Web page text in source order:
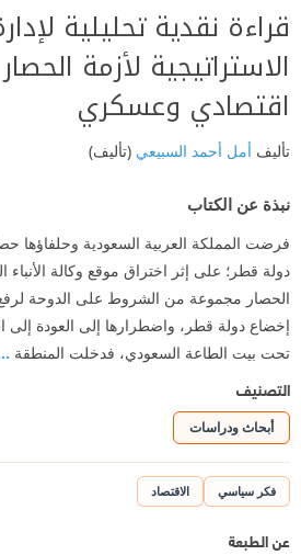
قراءة نقدية تحليلية
الاستراتيجية لأزمة
اقتصادي وعسكري
تأليف أمل أحمد السبيعي (تأليف)
نبذة عن الكتاب
فرضت المملكة العربية السعودية وحلفاؤها
دولة قطر؛ على إثر اختراق موقع وكالة الأنباء
الحصار مجموعة من الشروط على الدوحة
إخضاع دولة قطر، واضطرارها إلى العودة إلى
تحت بيت الطاعة السعودي، فدخلت المنطقة
التصنيف
أبحاث ودراسات
فكر سياسي الاقتصاد
عن الطبعة